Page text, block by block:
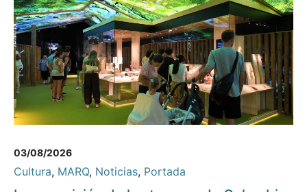
03/08/2026
Cultura, MARQ, Noticias, Portada